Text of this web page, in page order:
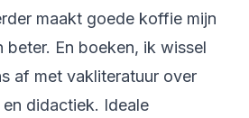
maakt goede koffie mijn
En boeken, ik wissel
af met vakliteratuur over
didactiek. Ideale